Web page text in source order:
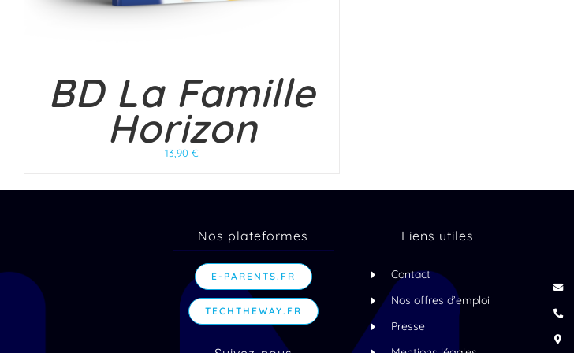
BD La Famille
Horizon
13,90€
Nos plateformes
E-PARENTS.FR
TECHTHEWAY.FR
Liens utiles
Contact
Nos offres d’emploi
Presse